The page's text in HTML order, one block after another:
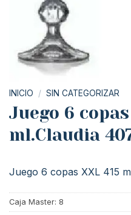
INICIO / SIN CATEGORIZAR
Juego 6 copas
ml.Claudia
Juego 6 copas XXL 415
Caja Master: 8